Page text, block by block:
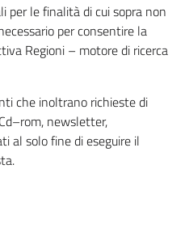
le finalità di cui sopra non
per consentire la
Regioni – motore di ricerca
che inoltrano richieste di
newsletter,
al solo fine di eseguire il